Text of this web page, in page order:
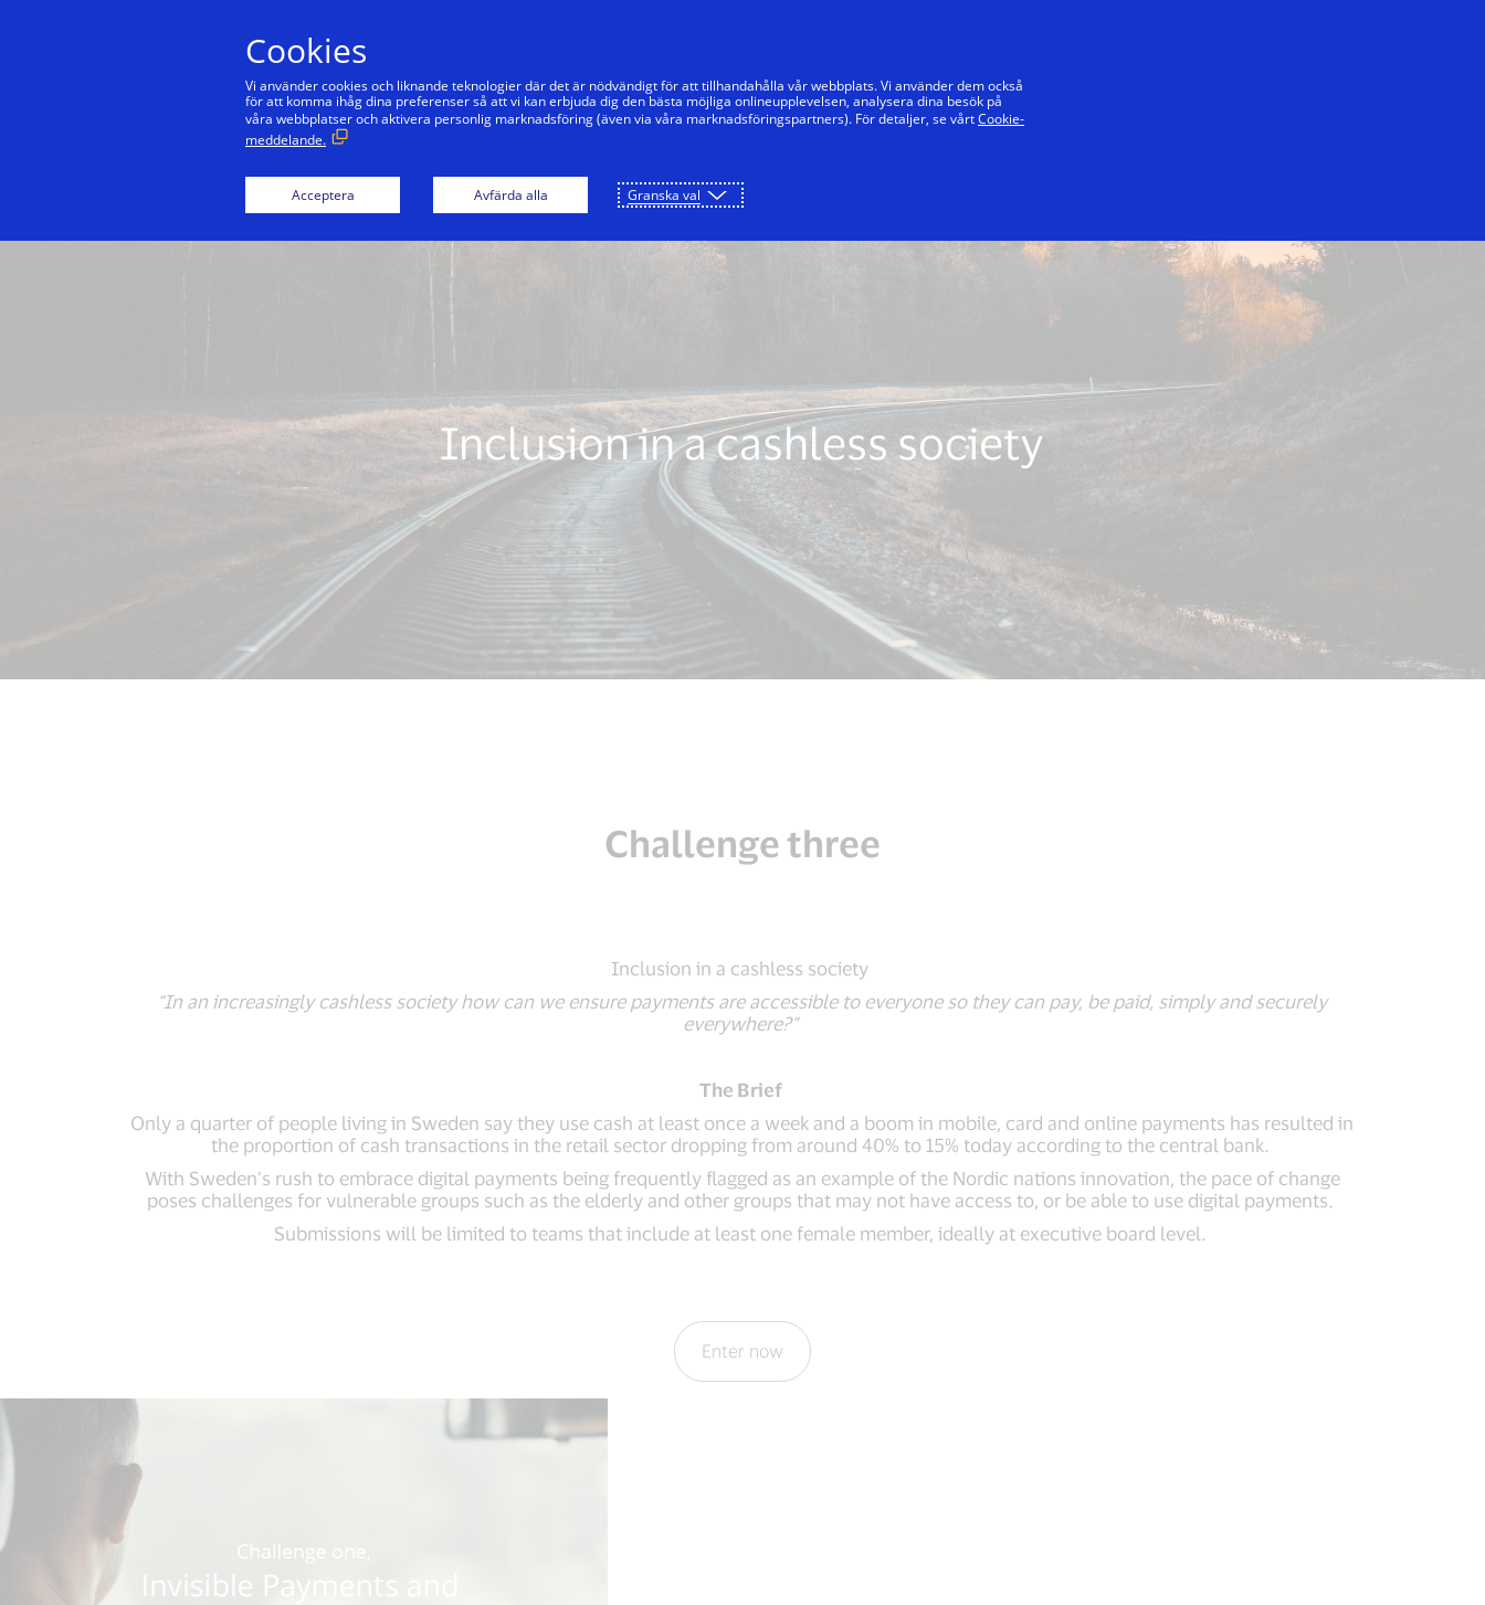
Inclusion in a cashless society
Challenge three
Inclusion in a cashless society
“In an increasingly cashless society how can we ensure payments are accessible to everyone so they can pay, be paid, simply and securely
everywhere?”
The Brief
Only a quarter of people living in Sweden say they use cash at least once a week and a boom in mobile, card and online payments has resulted in
the proportion of cash transactions in the retail sector dropping from around 40% to 15% today according to the central bank.
With Sweden’s rush to embrace digital payments being frequently flagged as an example of the Nordic nations innovation, the pace of change
poses challenges for vulnerable groups such as the elderly and other groups that may not have access to, or be able to use digital payments.
Submissions will be limited to teams that include at least one female member, ideally at executive board level.
Enter now
Cookies
Vi använder cookies och liknande teknologier där det är nödvändigt för att tillhandahålla vår webbplats. Vi använder dem också
för att komma ihåg dina preferenser så att vi kan erbjuda dig den bästa möjliga onlineupplevelsen, analysera dina besök på
våra webbplatser och aktivera personlig marknadsföring (även via våra marknadsföringspartners). För detaljer, se vårtCookie-
meddelande.
Acceptera Avfärda alla Granska val